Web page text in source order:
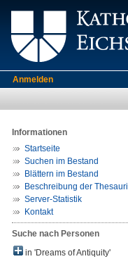
Anmelden
Informationen
Startseite
Suchen im Bestand
Blättern im Bestand
Beschreibung der Thesauri
Server-Statistik
Kontakt
Suche nach Personen
in 'Dreams of Antiquity'